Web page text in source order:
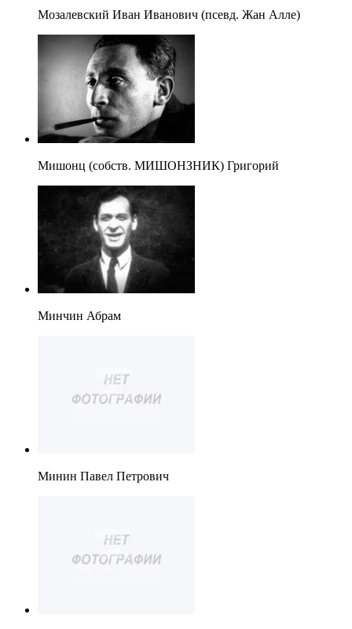
Мозалевский Иван Иванович (псевд. Жан Алле)
Мишонц (собств. МИШОНЗНИК) Григорий
Минчин Абрам
Минин Павел Петрович